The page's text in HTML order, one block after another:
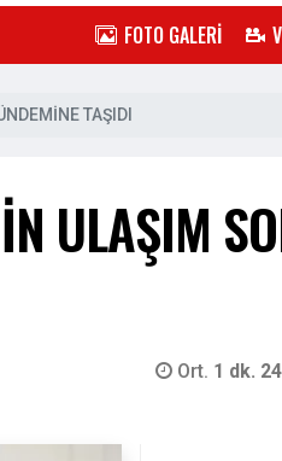
FOTO GALERİ
TAŞIDI
ULAŞIM
Ort. 1 dk.